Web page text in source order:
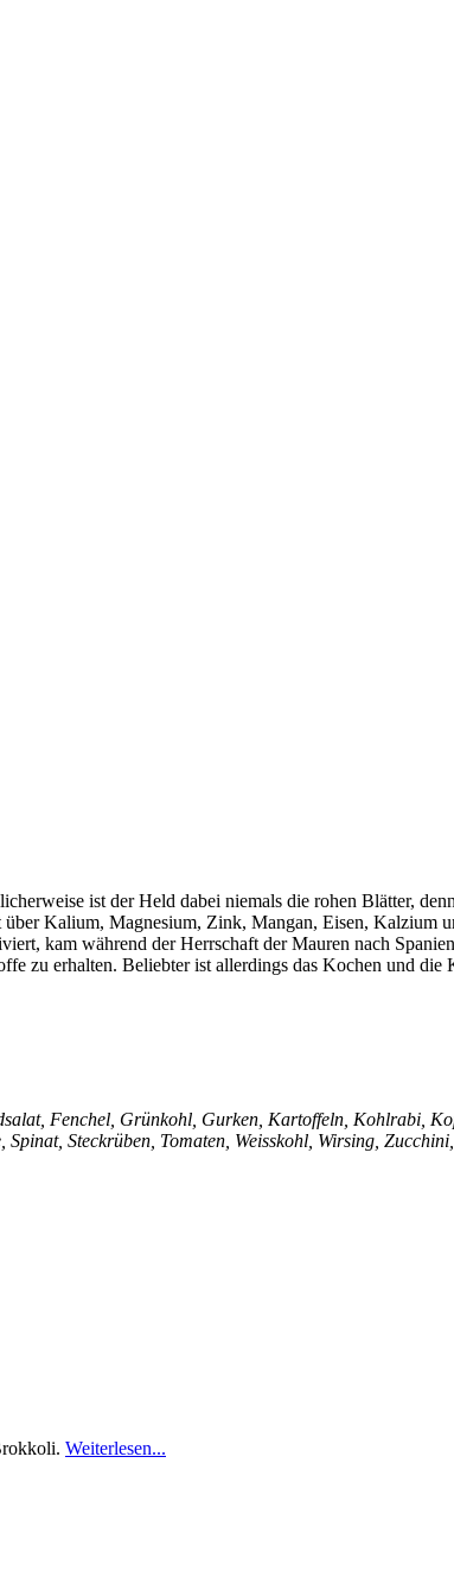
ist der Held dabei niemals die rohen Blätter,
Kalium, Magnesium, Zink, Mangan, Eisen, Kalzium
kam während der Herrschaft der Mauren nach
zu erhalten. Beliebter ist allerdings das Kochen und
Fenchel, Grünkohl, Gurken, Kartoffeln, Kohlrabi,
Steckrüben, Tomaten, Weisskohl, Wirsing,
Weiterlesen...